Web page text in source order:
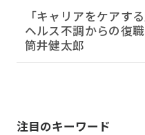
「キャリアをケアす
ヘルス不調からの復
筒井健太郎
注目のキーワード